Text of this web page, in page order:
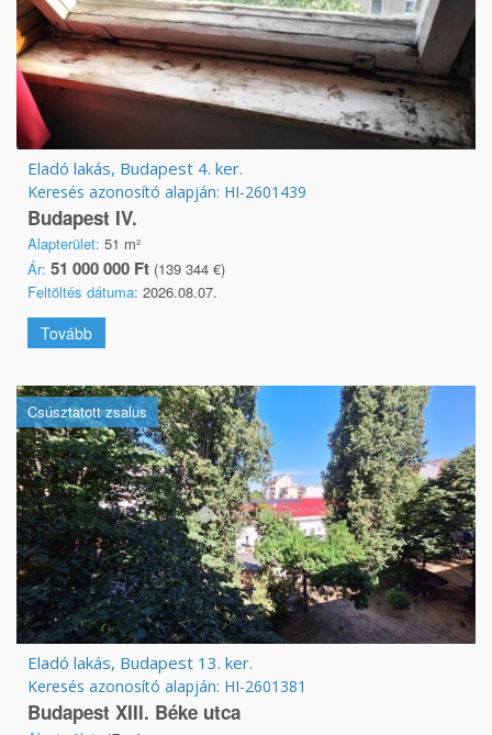
Eladó lakás, Budapest 4. ker.
Keresés azonosító alapján: HI-2601439
Budapest IV.
Alapterület: 51 m²
Ár: 51 000 000 Ft (139 344 €)
Feltöltés dátuma: 2026.08.07.
Tovább
Csúsztatott zsalus
Eladó lakás, Budapest 13. ker.
Keresés azonosító alapján: HI-2601381
Budapest XIII. Béke utca